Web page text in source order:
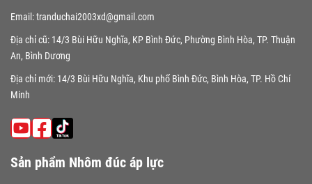
Email: tranduchai2003xd@gmail.com
Địa chỉ cũ: 14/3 Bùi Hữu Nghĩa, KP Bình Đức, Phường Bình Hòa, TP. Thuận
An, Bình Dương
Địa chỉ mới: 14/3 Bùi Hữu Nghĩa, Khu phố Bình Đức, Bình Hòa, TP. Hồ Chí
Minh
Sản phẩm Nhôm đúc áp lực